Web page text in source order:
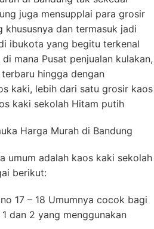
juga mensupplai para grosir
dan termasuk jadi
ibukota yang begitu terkenal
mana Pusat penjualan kulakan,
hingga dengan
kaki, lebih dari satu grosir kaos
kaki sekolah Hitam putih
Harga Murah di Bandung
umum adalah kaos kaki sekolah
berikut:
17 – 18 Umumnya cocok bagi
dan 2 yang menggunakan